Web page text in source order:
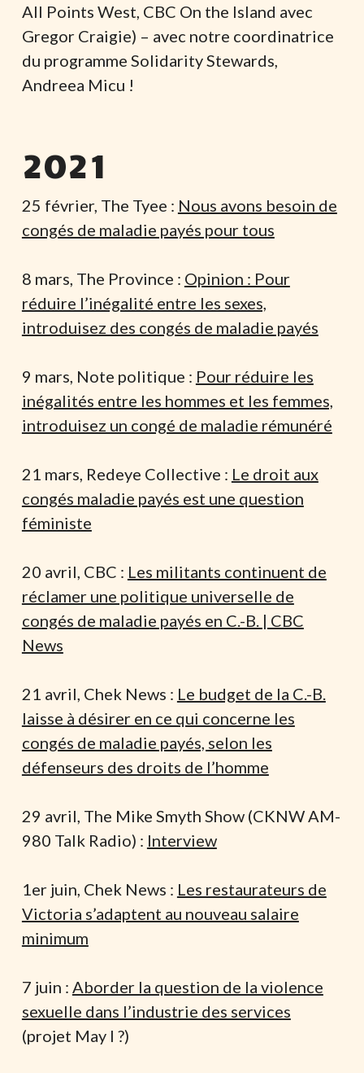
All Points West, CBC On the Island avec
Gregor Craigie) – avec notre coordinatrice
du programme Solidarity Stewards,
Andreea Micu !
2021
25 février, The Tyee : Nous avons besoin de
congés de maladie payés pour tous
8 mars, The Province : Opinion : Pour
réduire l’inégalité entre les sexes,
introduisez des congés de maladie payés
9 mars, Note politique : Pour réduire les
inégalités entre les hommes et les femmes,
introduisez un congé de maladie rémunéré
21 mars, Redeye Collective : Le droit aux
congés maladie payés est une question
féministe
20 avril, CBC : Les militants continuent de
réclamer une politique universelle de
congés de maladie payés en C.-B. | CBC
News
21 avril, Chek News : Le budget de la C.-B.
laisse à désirer en ce qui concerne les
congés de maladie payés, selon les
défenseurs des droits de l’homme
29 avril, The Mike Smyth Show (CKNW AM-
980 Talk Radio) : Interview
1er juin, Chek News : Les restaurateurs de
Victoria s’adaptent au nouveau salaire
minimum
7 juin : Aborder la question de la violence
sexuelle dans l’industrie des services
(projet May I ?)